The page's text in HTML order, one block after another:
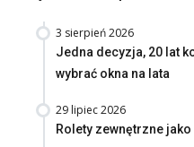
3 sierpień 2026
Jedna decyzja, 20 lat
wybrać okna na lata
29 lipiec 2026
Rolety zewnętrzne